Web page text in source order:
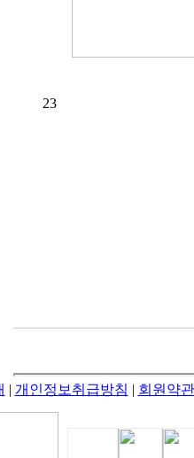
23
| 개인정보취급방침 | 회원약관